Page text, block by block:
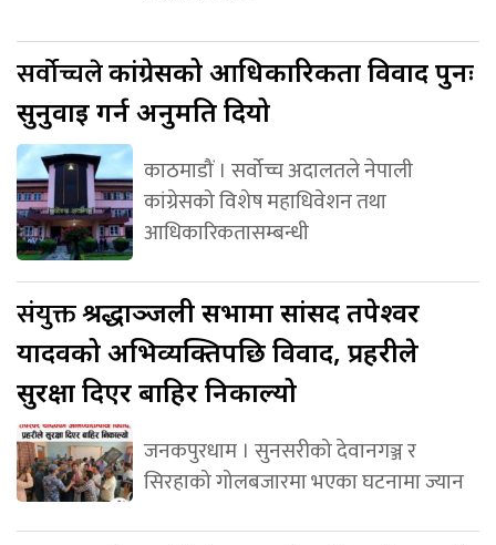
सर्वोच्चलेकांग्रेसको आधिकारिकता विवाद पुनः
सुनुवाइ गर्न अनुमति दियो
काठमाडौं । सर्वोच्च अदालतले नेपाली
कांग्रेसको विशेष महाधिवेशन तथा
आधिकारिकतासम्बन्धी
संयुक्तश्रद्धाञ्जली सभामा सांसद तपेश्वर
यादवको अभिव्यक्तिपछि विवाद, प्रहरीले
सुरक्षा दिएर बाहिर निकाल्यो
जनकपुरधाम । सुनसरीको देवानगञ्ज र
सिरहाको गोलबजारमा भएका घटनामा ज्यान